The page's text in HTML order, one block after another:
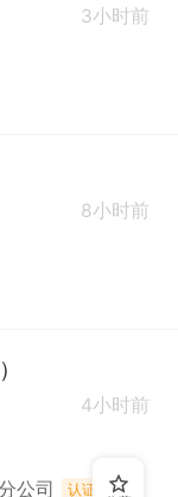
3小时前
8小时前
4小时前
公司 认证